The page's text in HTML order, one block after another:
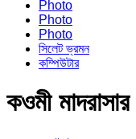
Photo
Photo
Photo
সিলেট ভ্রমন
কম্পিউটার
কওমী